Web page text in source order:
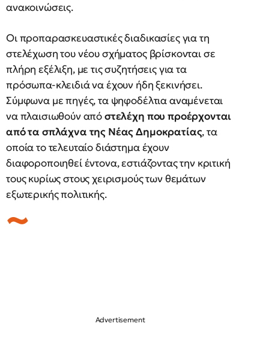
ανακοινώσεις.
Οι προπαρασκευαστικές διαδικασίες για τη
στελέχωση του νέου σχήματος βρίσκονται σε
πλήρη εξέλιξη, με τις συζητήσεις για τα
πρόσωπα-κλειδιά να έχουν ήδη ξεκινήσει.
Σύμφωνα με πηγές, τα ψηφοδέλτια αναμένεται
να πλαισιωθούν απόστελέχη που προέρχονται
από τα σπλάχνα της Νέας Δημοκρατίας, τα
οποία το τελευταίο διάστημα έχουν
διαφοροποιηθεί έντονα, εστιάζοντας την κριτική
τους κυρίως στους χειρισμούς των θεμάτων
εξωτερικής πολιτικής.